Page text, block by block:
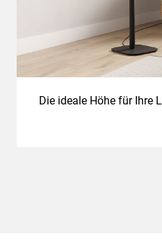
Die ideale Höhe für Ihre